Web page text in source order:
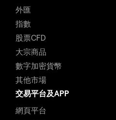
外匯
指數
股票CFD
大宗商品
數字加密貨幣
其他市場
交易平台及APP
網頁平台